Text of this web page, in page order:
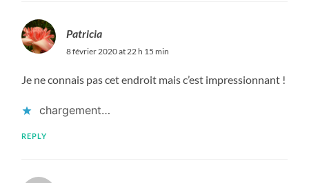
Patricia
8 février 2020 at 22 h 15 min
Je ne connais pas cet endroit mais c’est impressionnant !
chargement…
REPLY